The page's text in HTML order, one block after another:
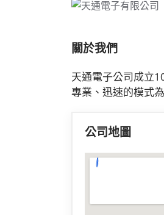
關於我們
天通電子公司成立
專業、迅速的模式
公司地圖